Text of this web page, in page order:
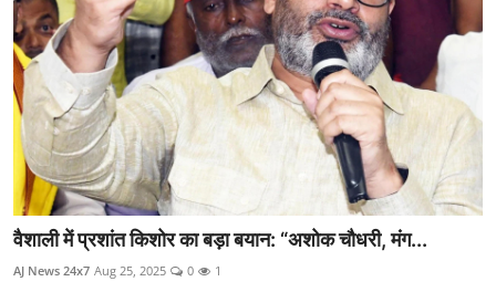
वैशाली में प्रशांत किशोर का बड़ा बयान: “अशोक चौधरी, मंग...
AJ News 24x7 Aug 25, 2025 0 1